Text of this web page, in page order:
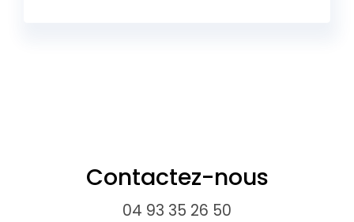
Contactez-nous
04 93 35 26 50